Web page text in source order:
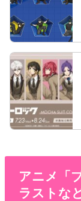
アニメ「
ラストな